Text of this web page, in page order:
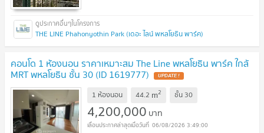
THE LINE Phahonyothin Park (เดอะ ไลน์ พหลโยธิน พาร์ค)
คอนโด 1 ห้องนอน ราคาเหมาะสม The Line พหลโยธิน พาร์ค ใกล้
MRT พหลโยธิน ชั้น 30 (ID 1619777) UPDATE !
1 ห้องนอน 44.2 m2 ชั้น 30
4,200,000 บาท
06/08/2026 3:49:00